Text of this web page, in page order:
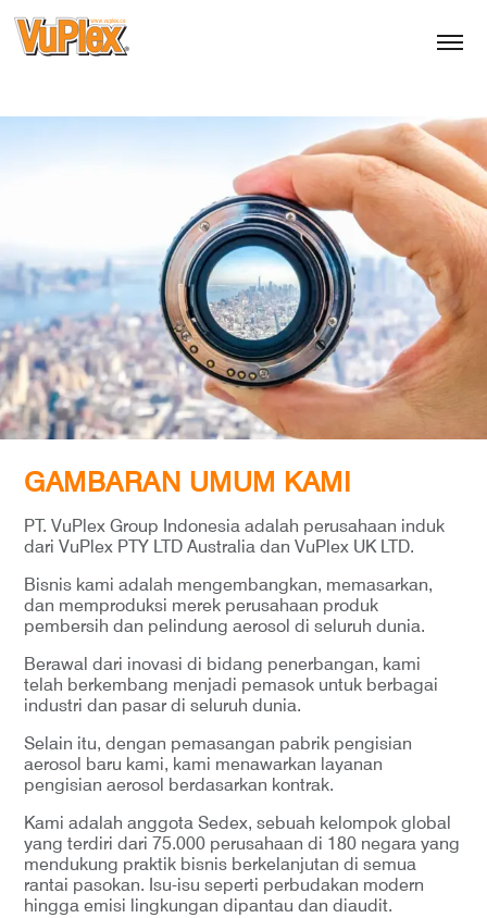
GAMBARAN UMUM KAMI
PT. VuPlex Group Indonesia adalah perusahaan induk
dari VuPlex PTY LTD Australia dan VuPlex UK LTD.
Bisnis kami adalah mengembangkan, memasarkan,
dan memproduksi merek perusahaan produk
pembersih dan pelindung aerosol di seluruh dunia.
Berawal dari inovasi di bidang penerbangan, kami
telah berkembang menjadi pemasok untuk berbagai
industri dan pasar di seluruh dunia.
Selain itu, dengan pemasangan pabrik pengisian
aerosol baru kami, kami menawarkan layanan
pengisian aerosol berdasarkan kontrak.
Kami adalah anggota Sedex, sebuah kelompok global
yang terdiri dari 75.000 perusahaan di 180 negara yang
mendukung praktik bisnis berkelanjutan di semua
rantai pasokan. Isu-isu seperti perbudakan modern
hingga emisi lingkungan dipantau dan diaudit.